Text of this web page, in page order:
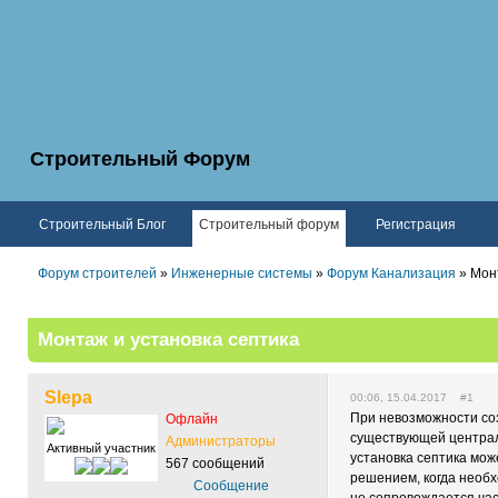
Строительный Форум
Строительный Блог Строительный форум Регистрация
Форум строителей » Инженерные системы » Форум Канализация »
Монтаж и установка септика
Slepa
Активный участник
Офлайн
Администраторы
567 сообщений
Сообщение
00:06, 15.04.2017 #1
При невозможности
существующей
установка септика
решением, когда